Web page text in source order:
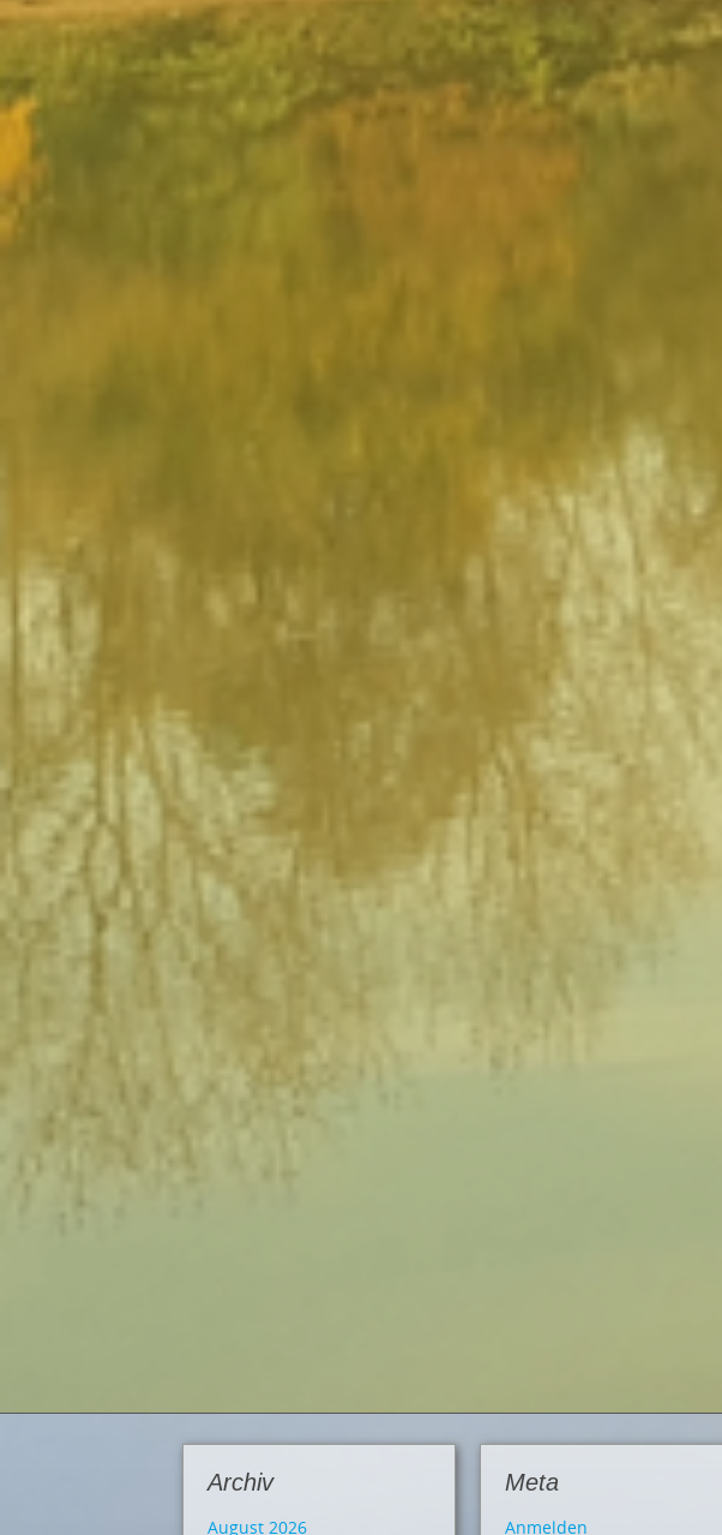
Archiv
August 2026
Meta
Anmelden